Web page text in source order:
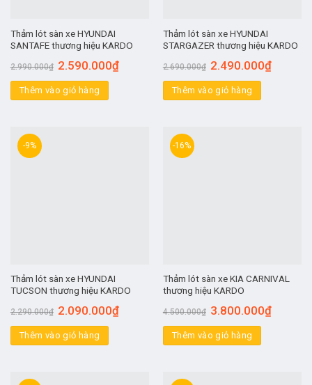
Thảm lót sàn xe HYUNDAI
SANTAFE thương hiệu KARDO
2.990.000₫ 2.590.000₫
Thêm vào giỏ hàng
Thảm lót sàn xe HYUNDAI
STARGAZER thương hiệu KARDO
2.690.000₫ 2.490.000₫
Thêm vào giỏ hàng
-9%
Thảm lót sàn xe HYUNDAI
TUCSON thương hiệu KARDO
2.290.000₫ 2.090.000₫
Thêm vào giỏ hàng
-16%
Thảm lót sàn xe KIA CARNIVAL
thương hiệu KARDO
4.500.000₫ 3.800.000₫
Thêm vào giỏ hàng